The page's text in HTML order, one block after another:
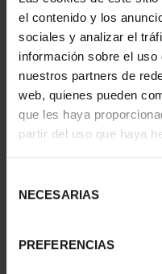
el contenido y los
sociales y analizar el
información sobre el
nuestros partners de
web, quienes pueden
que les haya
partir del uso que haya
NECESARIAS
PREFERENCIAS
CAPITALES ESPAÑOLAS